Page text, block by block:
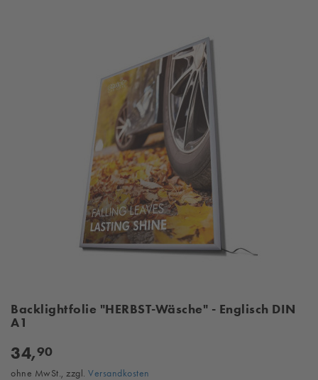
Backlightfolie "HERBST-Wäsche" - Englisch DIN
A1
34,90
ohne MwSt., zzgl. Versandkosten